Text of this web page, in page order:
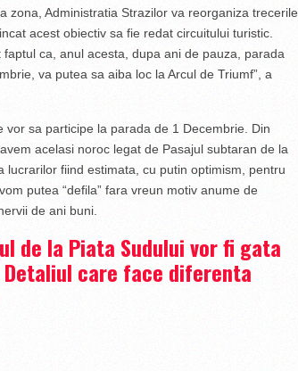
zona, Administratia Strazilor va reorganiza trecerile
acest obiectiv sa fie redat circuitului turistic.
ca, anul acesta, dupa ani de pauza, parada
va putea sa aiba loc la Arcul de Triumf”, a
sa participe la parada de 1 Decembrie. Din
acelasi noroc legat de Pasajul subtaran de la
fiind estimata, cu putin optimism, pentru
putea “defila” fara vreun motiv anume de
de ani buni.
de la Piata Sudului vor fi gata
care face diferenta